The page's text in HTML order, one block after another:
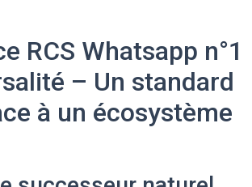
RCS Whatsapp n°1
– Un standard
à un écosystème